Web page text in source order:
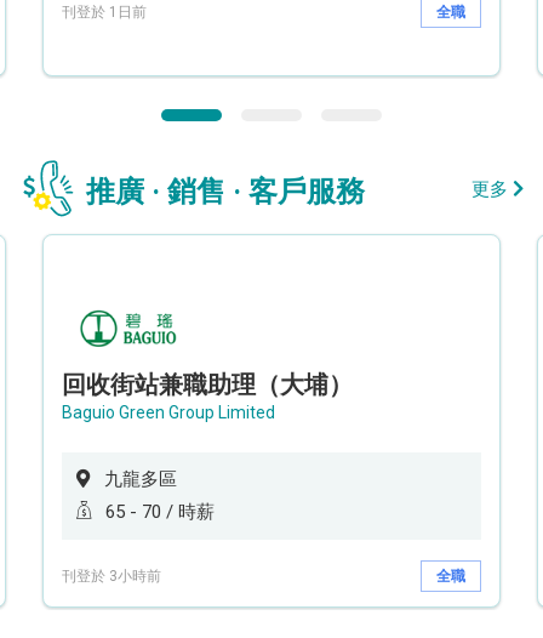
刊登於 1日前 全職
推廣 · 銷售 · 客戶服務 更多
回收街站兼職助理（大埔）
Baguio Green Group Limited
九龍多區
65 - 70 / 時薪
刊登於 3小時前 全職